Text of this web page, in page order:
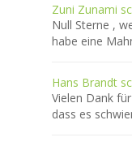
Zuni Zunami
Null Sterne ,
habe eine
Hans Brandt
Vielen Dank
dass es